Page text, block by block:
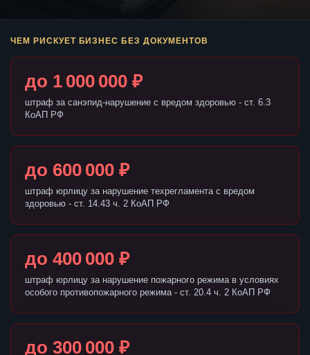
ЧЕМ РИСКУЕТ БИЗНЕС БЕЗ ДОКУМЕНТОВ
до 1 000 000 ₽
штраф за санэпид-нарушение с вредом здоровью - ст. 6.3
КоАП РФ
до 600 000 ₽
штраф юрлицу за нарушение техрегламента с вредом
здоровью - ст. 14.43 ч. 2 КоАП РФ
до 400 000 ₽
штраф юрлицу за нарушение пожарного режима в условиях
особого противопожарного режима - ст. 20.4 ч. 2 КоАП РФ
до 300 000 ₽